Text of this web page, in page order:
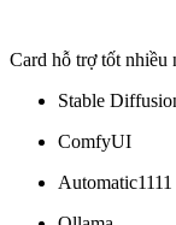
Card hỗ trợ tốt nhiều
Stable
ComfyUI
Automatic1111